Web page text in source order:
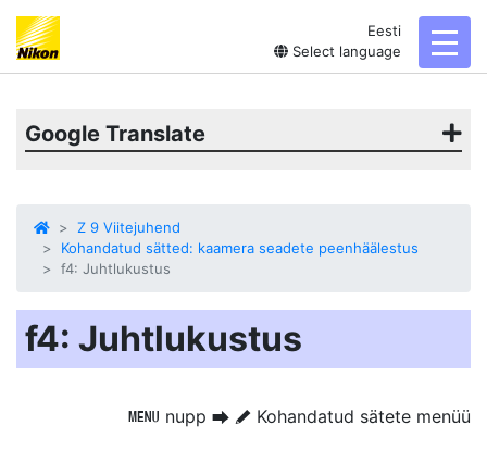
Eesti
Select language
Google Translate
Z 9 Viitejuhend
Kohandatud sätted: kaamera seadete peenhäälestus
f4: Juhtlukustus
f4: Juhtlukustus
G nupp U A Kohandatud sätete menüü